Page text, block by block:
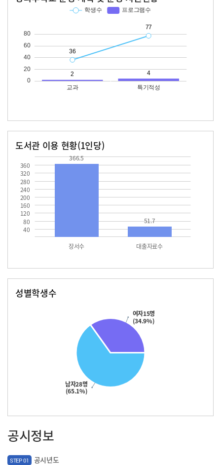
도서관 이용 현황(1인당)
40
80
120
160
200
240
280
320
360
장서수 대출자료수
366.5
51.7
성별학생수
남자28명
(65.1%)
여자15명
(34.9%)
공시정보
STEP 01 공시년도